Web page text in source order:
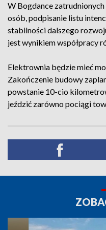
W Bogdance
osób, podpisanie listu
stabilności dalszego
jest wynikiem współpracy
Elektrownia będzie mieć
Zakończenie budowy
powstanie 10-cio
jeździć zarówno pociągi